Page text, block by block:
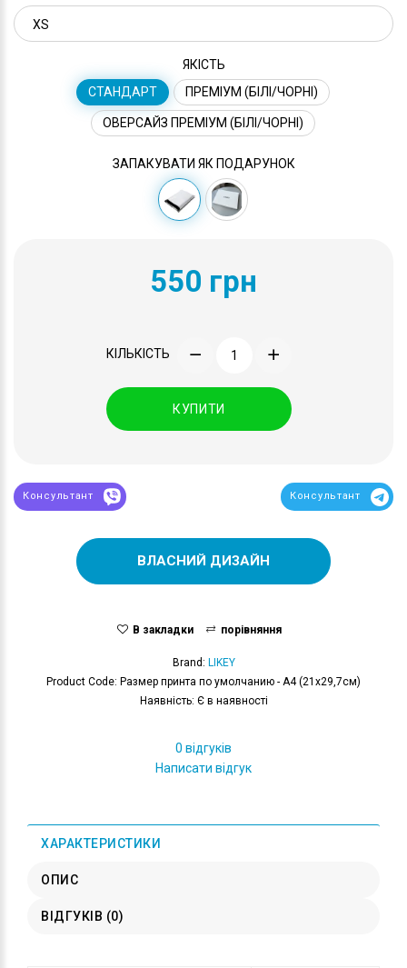
ЯКІСТЬ
СТАНДАРТ
ПРЕМІУМ (БІЛІ/ЧОРНІ)
ОВЕРСАЙЗ ПРЕМІУМ (БІЛІ/ЧОРНІ)
ЗАПАКУВАТИ ЯК ПОДАРУНОК
550 грн
КІЛЬКІСТЬ
КУПИТИ
Консультант Консультант
ВЛАСНИЙ ДИЗАЙН
В закладки порівняння
Brand: LIKEY
Product Code: Размер принта по умолчанию - А4 (21x29,7см)
Наявність: Є в наявності
0 відгуків
Написати відгук
ХАРАКТЕРИСТИКИ
ОПИС
ВІДГУКІВ (0)